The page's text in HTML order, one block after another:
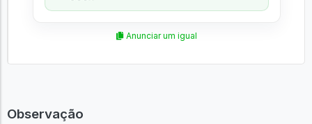
Anunciar um igual
Observação